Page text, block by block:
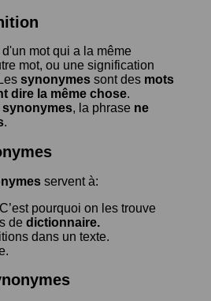
mot qui a la même
mot, ou une signification
synonymes sont des mots
dire la même chose.
synonymes, la phrase ne
.
servent à:
pourquoi on les trouve
de dictionnaire.
dans un texte.